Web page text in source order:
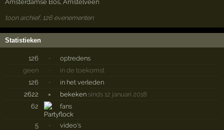
Amsterdamse Bos,Amstelveen
toon archief, 126 evenementen
Statistieken
126 ·
optredens
geen
·
in de toekomst
126
·
in het verleden
2622
× bekeken sinds 12 januari 2018
62
fans
5 · video's